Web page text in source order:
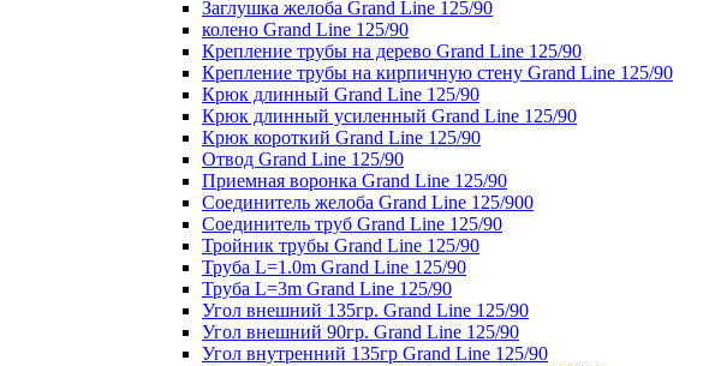
Заглушка желоба Grand Line 125/90
колено Grand Line 125/90
Крепление трубы на дерево Grand Line 125/90
Крепление трубы на кирпичную стену Grand Line 125/90
Крюк длинный Grand Line 125/90
Крюк длинный усиленный Grand Line 125/90
Крюк короткий Grand Line 125/90
Отвод Grand Line 125/90
Приемная воронка Grand Line 125/90
Соединитель желоба Grand Line 125/900
Соединитель труб Grand Line 125/90
Тройник трубы Grand Line 125/90
Труба L=1.0m Grand Line 125/90
Труба L=3m Grand Line 125/90
Угол внешний 135гр. Grand Line 125/90
Угол внешний 90гр. Grand Line 125/90
Угол внутренний 135гр Grand Line 125/90